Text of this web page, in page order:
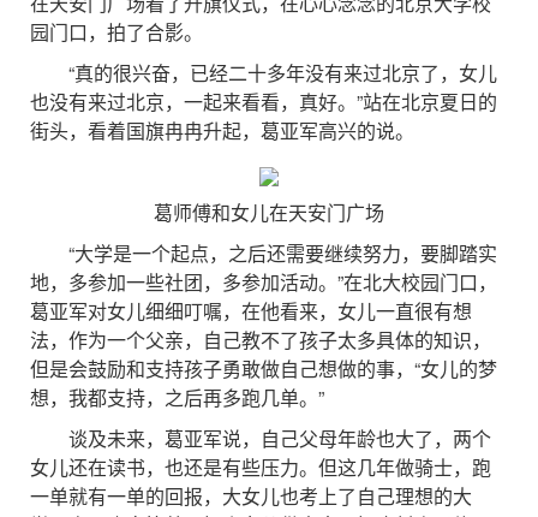
园门口，拍了合影。
“真的很兴奋，已经二十多年没有来过北京了，女儿
也没有来过北京，一起来看看，真好。”站在北京夏日的
街头，看着国旗冉冉升起，葛亚军高兴的说。
葛师傅和女儿在天安门广场
“大学是一个起点，之后还需要继续努力，要脚踏实
地，多参加一些社团，多参加活动。”在北大校园门口，
葛亚军对女儿细细叮嘱，在他看来，女儿一直很有想
法，作为一个父亲，自己教不了孩子太多具体的知识，
但是会鼓励和支持孩子勇敢做自己想做的事，“女儿的梦
想，我都支持，之后再多跑几单。”
谈及未来，葛亚军说，自己父母年龄也大了，两个
女儿还在读书，也还是有些压力。但这几年做骑士，跑
一单就有一单的回报，大女儿也考上了自己理想的大